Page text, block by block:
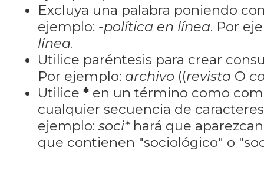
Excluya una palabra poniendo
ejemplo: -política en línea. Por
línea.
Utilice paréntesis para crear
Por ejemplo: archivo ((revista O
Utilice *en un término como
cualquier secuencia de
ejemplo: soci*hará que
que contienen "sociológico" o